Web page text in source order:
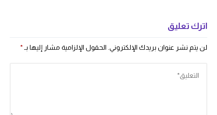
اترك تعليق
لن يتم نشر عنوان بريدك الإلكتروني. الحقول الإلزامية مشار إليها بـ *